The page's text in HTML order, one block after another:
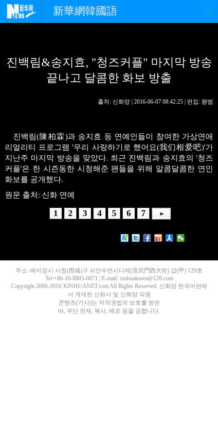
新華網韓國語
경제 사회 포토
중한교류 핫 TV
생생 중국어
진백림&송지효, "청즈커플" 마지막 방송
끝나고 달콤한 화보 방출
출처: 신화망 | 2016-06-07 08:42:25 | 편집: 왕범
진백림(陳柏霖)과 송지효 등 연예인들이 참여한 가상연애
리얼리티 프로그램 '우리 사랑하기로 했어요(我们相爱吧)'가
지난주 마지막 방송을 맞았다. 최근 진백림과 송지효의 '청즈
커플'은 한 시즌동한 시청해준 팬들을 위해 알콤달콤한 연인
화보를 공개했다.
원문 출처: 신화 연예
1 2 3 4 5 6 7
주소: 베이징시 시청(西城)구 쉬안우먼시다제(宣武門西大街) 갑(甲) 129호
Tel:+86-10-8805-0871 | E-mail: xinhuakorea@126.com
Copyright 2000-2016 XINHUANET.com All Rights Reserved. 신화망 한국어판에
서 게재된 신화사 및 신화망 각종
콘텐츠(기사)는 저작권법의 보호를 받은
바, 무단 전재, 복사, 배포 등을 금합니다.